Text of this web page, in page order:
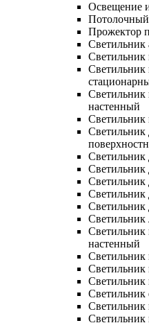
Освещение
Прожектор
Светильник
Светильник
настенный
Светильник
Светильник
Светильник
Светильник
Светильник
Светильник
Светильник
Светильник
Светильник
настенный
Светильник
Светильник
Светильник
Светильник
Светильник
Светильник